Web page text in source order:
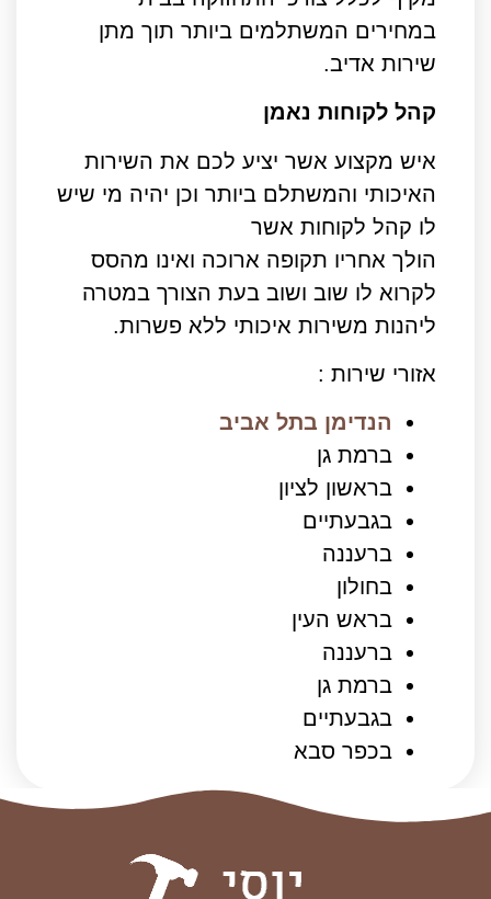
במחירים המשתלמים ביותר תוך מתן
שירות אדיב.
קהל לקוחות נאמן
איש מקצוע אשר יציע לכם את השירות
האיכותי והמשתלם ביותר וכן יהיה מי שיש
לו קהל לקוחות אשר
הולך אחריו תקופה ארוכה ואינו מהסס
לקרוא לו שוב ושוב בעת הצורך במטרה
ליהנות משירות איכותי ללא פשרות.
אזורי שירות :
הנדימן בתל אביב
ברמת גן
בראשון לציון
בגבעתיים
ברעננה
בחולון
בראש העין
ברעננה
ברמת גן
בגבעתיים
בכפר סבא